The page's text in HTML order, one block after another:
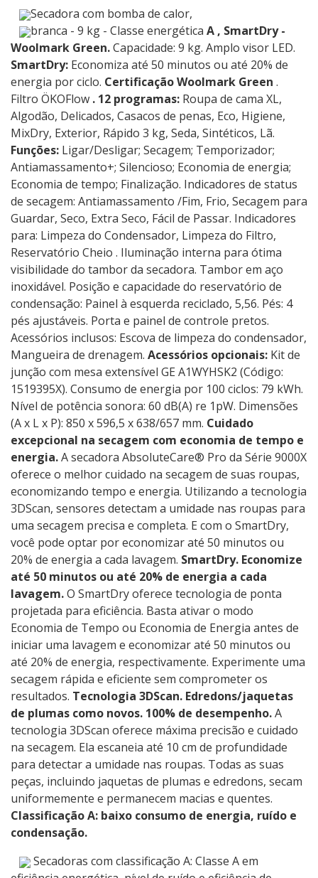
Secadora com bomba de calor,
branca - 9 kg - Classe energética A , SmartDry -
Woolmark Green.Capacidade: 9 kg. Amplo visor LED.
SmartDry: Economiza até 50 minutos ou até 20% de
energia por ciclo. Certificação Woolmark Green .
Filtro ÖKOFlow . 12 programas: Roupa de cama XL,
Algodão, Delicados, Casacos de penas, Eco, Higiene,
MixDry, Exterior, Rápido 3 kg, Seda, Sintéticos, Lã.
Funções: Ligar/Desligar; Secagem; Temporizador;
Antiamassamento+; Silencioso; Economia de energia;
Economia de tempo; Finalização. Indicadores de status
de secagem: Antiamassamento /Fim, Frio, Secagem para
Guardar, Seco, Extra Seco, Fácil de Passar. Indicadores
para: Limpeza do Condensador, Limpeza do Filtro,
Reservatório Cheio . Iluminação interna para ótima
visibilidade do tambor da secadora. Tambor em aço
inoxidável. Posição e capacidade do reservatório de
condensação: Painel à esquerda reciclado, 5,56. Pés: 4
pés ajustáveis. Porta e painel de controle pretos.
Acessórios inclusos: Escova de limpeza do condensador,
Mangueira de drenagem. Acessórios opcionais: Kit de
junção com mesa extensível GE A1WYHSK2 (Código:
1519395X). Consumo de energia por 100 ciclos: 79 kWh.
Nível de potência sonora: 60 dB(A) re 1pW. Dimensões
(A x L x P): 850 x 596,5 x 638/657 mm. Cuidado
excepcional na secagem com economia de tempo e
energia.A secadora AbsoluteCare® Pro da Série 9000X
oferece o melhor cuidado na secagem de suas roupas,
economizando tempo e energia. Utilizando a tecnologia
3DScan, sensores detectam a umidade nas roupas para
uma secagem precisa e completa. E com o SmartDry,
você pode optar por economizar até 50 minutos ou
20% de energia a cada lavagem. SmartDry. Economize
até 50 minutos ou até 20% de energia a cada
lavagem.O SmartDry oferece tecnologia de ponta
projetada para eficiência. Basta ativar o modo
Economia de Tempo ou Economia de Energia antes de
iniciar uma lavagem e economizar até 50 minutos ou
até 20% de energia, respectivamente. Experimente uma
secagem rápida e eficiente sem comprometer os
resultados. Tecnologia 3DScan. Edredons/jaquetas
de plumas como novos. 100% de desempenho.A
tecnologia 3DScan oferece máxima precisão e cuidado
na secagem. Ela escaneia até 10 cm de profundidade
para detectar a umidade nas roupas. Todas as suas
peças, incluindo jaquetas de plumas e edredons, secam
uniformemente e permanecem macias e quentes.
Classificação A: baixo consumo de energia, ruído e
condensação.
Secadoras com classificação A: Classe A em